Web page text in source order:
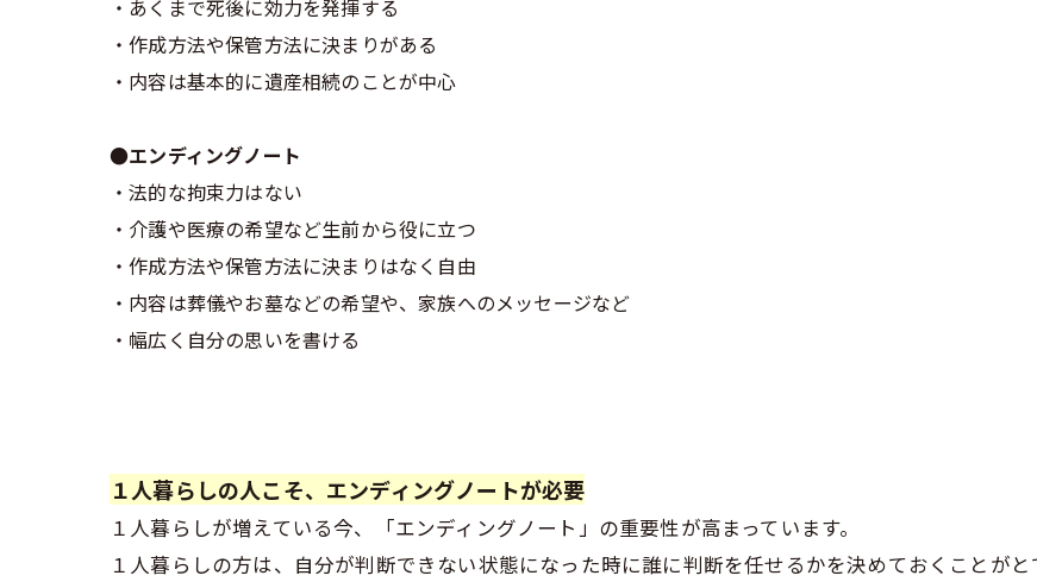
・あくまで死後に効力を発揮する
・作成方法や保管方法に決まりがある
・内容は基本的に遺産相続のことが中心
●エンディングノート
・法的な拘束力はない
・介護や医療の希望など生前から役に立つ
・作成方法や保管方法に決まりはなく自由
・内容は葬儀やお墓などの希望や、家族へのメッセージなど
・幅広く自分の思いを書ける
１人暮らしの人こそ、エンディングノートが必要
１人暮らしが増えている今、「エンディングノート」の重要性が高まっています。
１人暮らしの方は、自分が判断できない状態になった時に誰に判断を任せるかを決めておくことが